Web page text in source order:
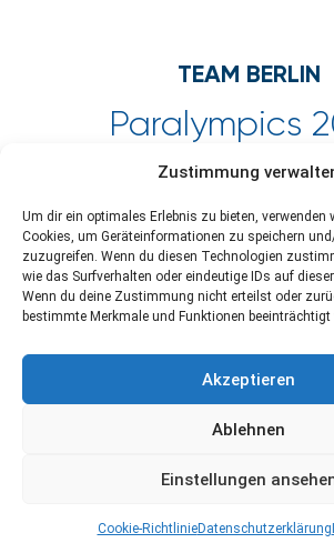
Zustimmung
Um dir ein optimales Erlebnis zu bieten, verwenden
Cookies, um Geräteinformationen zu speichern
zuzugreifen. Wenn du diesen Technologien
wie das Surfverhalten oder eindeutige IDs auf
Wenn du deine Zustimmung nicht erteilst oder
bestimmte Merkmale und Funktionen beeinträchtigt
Akzeptieren
Ablehnen
Einstellungen
Cookie-RichtlinieDatenschutzerklärung
TEAM BERLIN
Paralympics